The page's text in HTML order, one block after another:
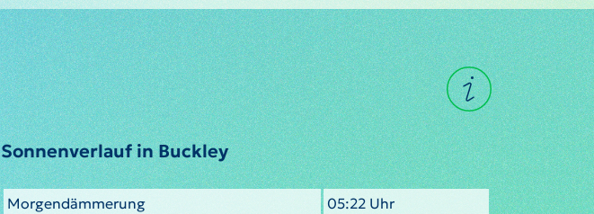
Sonnenverlauf in Buckley
Morgendämmerung
05:22 Uhr